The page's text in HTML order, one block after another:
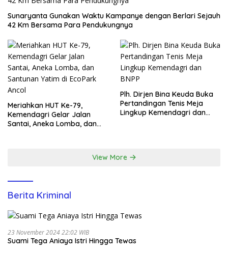
Sunaryanta Gunakan Waktu Kampanye dengan Berlari Sejauh
42 Km Bersama Para Pendukungnya
Meriahkan HUT Ke-79,
Kemendagri Gelar Jalan
Santai, Aneka Lomba, dan
Plh. Dirjen Bina Keuda Buka
Pertandingan Tenis Meja
Lingkup Kemendagri dan
View More
Berita Kriminal
23 November 2024 22:02 WIB
Suami Tega Aniaya Istri Hingga Tewas